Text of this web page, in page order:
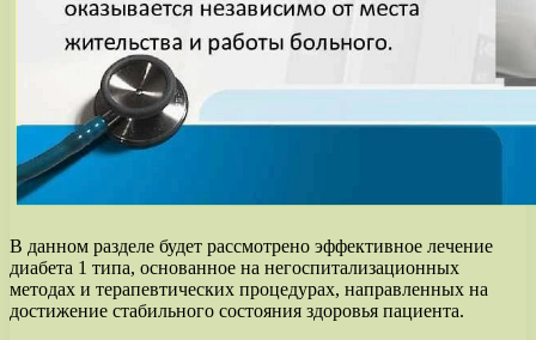
В данном разделе будет рассмотрено эффективное лечение
диабета 1 типа, основанное на негоспитализационных
методах и терапевтических процедурах, направленных на
достижение стабильного состояния здоровья пациента.